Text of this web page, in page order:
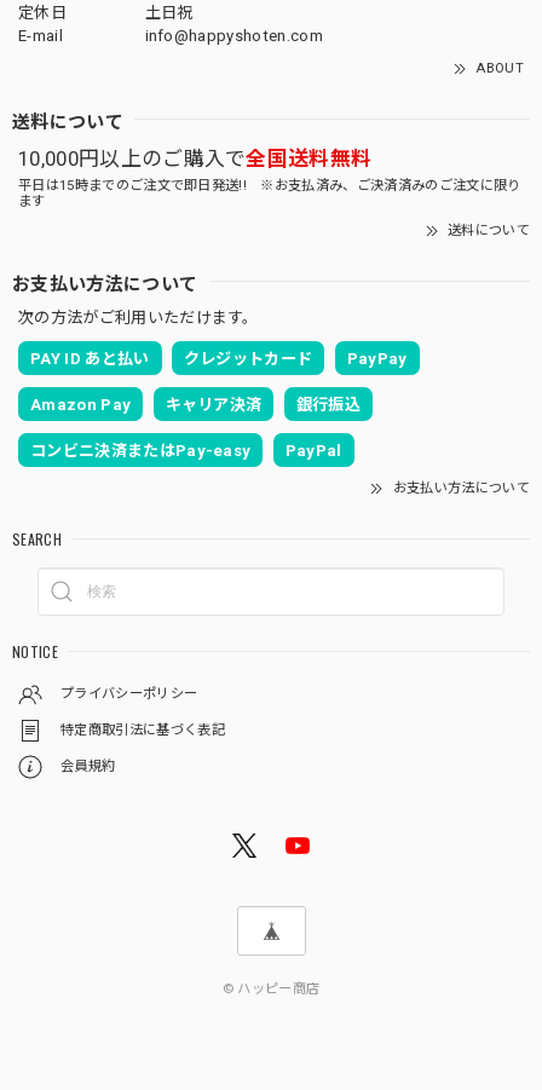
定休日
土日祝
E-mail
info@happyshoten.com
ABOUT
送料について
10,000円以上のご購入で全国送料無料
平日は15時までのご注文で即日発送!! ※お支払済み、ご決済済みのご注文に限り
ます
送料について
お支払い方法について
次の方法がご利用いただけます。
PAY ID あと払い クレジットカード PayPay
Amazon Pay キャリア決済 銀行振込
コンビニ決済またはPay-easy PayPal
お支払い方法について
SEARCH
NOTICE
プライバシーポリシー
特定商取引法に基づく表記
会員規約
© ハッピー商店